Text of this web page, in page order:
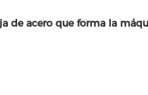
de acero que forma la